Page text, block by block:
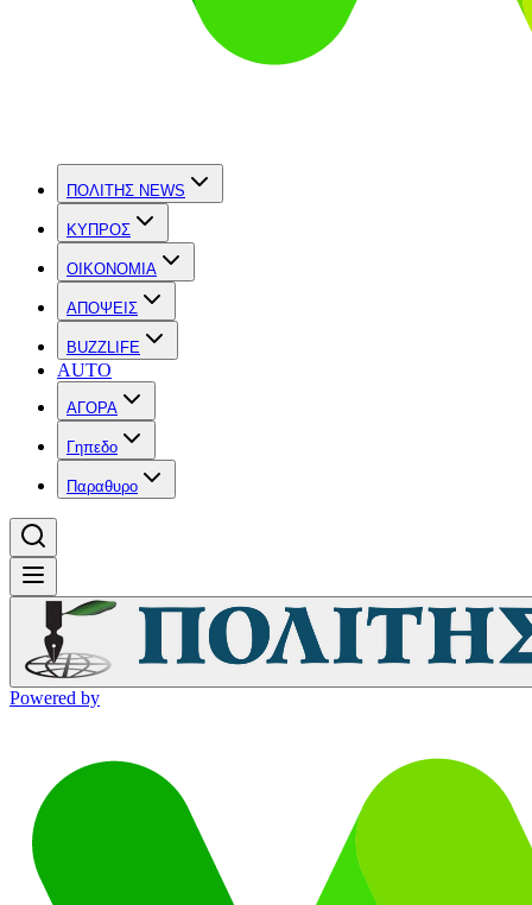
ΠΟΛΙΤΗΣ NEWS
ΚΥΠΡΟΣ
OIKONOMIA
ΑΠΟΨΕΙΣ
BUZZLIFE
AUTO
ΑΓΟΡΑ
Γηπεδο
Παραθυρο
Powered by